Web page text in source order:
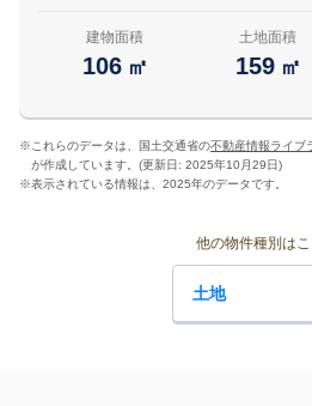
建物面積
106 ㎡
土地面積
159 ㎡
※ これらのデータは、国土交通省の不動産情報ライブ
が作成しています。(更新日: 2025年10月29日)
※表示されている情報は、2025年のデータです。
他の物件種別はこ
土地